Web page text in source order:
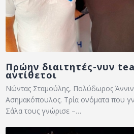
Πρώην διαιτητές-νυν
αντίθετοι
Νώντας Σταμούλης, Πολύδωρος
Ασημακόπουλος. Τρία ονόματα που
Σάλα τους γνώρισε –…